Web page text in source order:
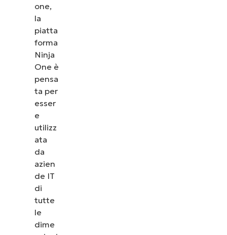
one,
la
piatta
forma
Ninja
One è
pensa
ta per
esser
e
utilizz
ata
da
azien
de IT
di
tutte
le
dime